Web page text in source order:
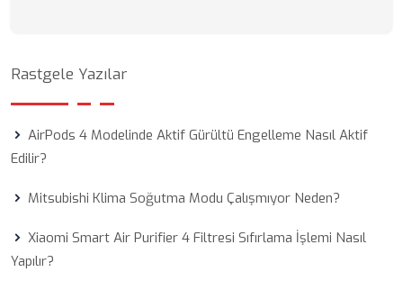
Rastgele Yazılar
AirPods 4 Modelinde Aktif Gürültü Engelleme Nasıl Aktif
Edilir?
Mitsubishi Klima Soğutma Modu Çalışmıyor Neden?
Xiaomi Smart Air Purifier 4 Filtresi Sıfırlama İşlemi Nasıl
Yapılır?